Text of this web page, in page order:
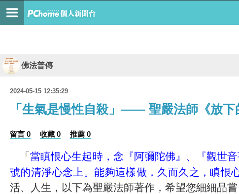
佛法普傳
2024-05-15 12:35:29
「生氣是慢性自殺」—— 聖嚴法師《放下
留言 0 收藏 0 推薦 0
「當瞋恨心生起時，念『阿彌陀佛』、『觀世
號的清淨心念上。能夠這樣做，久而久之，瞋恨
活、人生，以下為聖嚴法師著作，希望您細細品